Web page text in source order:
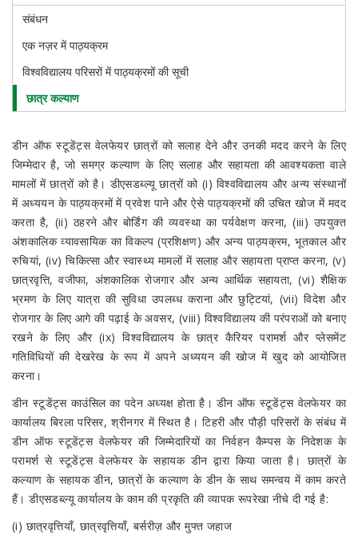
संबंधन
एक नज़र में पाठ्यक्रम
विश्वविद्यालय परिसरों में पाठ्यक्रमों की सूची
छात्र कल्याण
डीन ऑफ स्टूडेंट्स वेलफेयर छात्रों को सलाह देने और उनकी मदद करने के लिए
जिम्मेदार है, जो समग्र कल्याण के लिए सलाह और सहायता की आवश्यकता वाले
मामलों में छात्रों को है। डीएसडब्ल्यू छात्रों को (i) विश्वविद्यालय और अन्य संस्थानों
में अध्ययन के पाठ्यक्रमों में प्रवेश पाने और ऐसे पाठ्यक्रमों की उचित खोज में मदद
करता है, (ii) ठहरने और बोर्डिंग की व्यवस्था का पर्यवेक्षण करना, (iii) उपयुक्त
अंशकालिक व्यावसायिक का विकल्प (प्रशिक्षण) और अन्य पाठ्यक्रम, भूतकाल और
रुचियां, (iv) चिकित्सा और स्वास्थ्य मामलों में सलाह और सहायता प्राप्त करना, (v)
छात्रवृत्ति, वजीफा, अंशकालिक रोजगार और अन्य आर्थिक सहायता, (vi) शैक्षिक
भ्रमण के लिए यात्रा की सुविधा उपलब्ध कराना और छुट्टियां, (vii) विदेश और
रोजगार के लिए आगे की पढ़ाई के अवसर, (viii) विश्वविद्यालय की परंपराओं को बनाए
रखने के लिए और (ix) विश्वविद्यालय के छात्र कैरियर परामर्श और प्लेसमेंट
गतिविधियों की देखरेख के रूप में अपने अध्ययन की खोज में खुद को आयोजित
करना।
डीन स्टूडेंट्स काउंसिल का पदेन अध्यक्ष होता है। डीन ऑफ स्टूडेंट्स वेलफेयर का
कार्यालय बिरला परिसर, श्रीनगर में स्थित है। टिहरी और पौड़ी परिसरों के संबंध में
डीन ऑफ स्टूडेंट्स वेलफेयर की जिम्मेदारियों का निर्वहन कैम्पस के निदेशक के
परामर्श से स्टूडेंट्स वेलफेयर के सहायक डीन द्वारा किया जाता है। छात्रों के
कल्याण के सहायक डीन, छात्रों के कल्याण के डीन के साथ समन्वय में काम करते
हैं। डीएसडब्ल्यू कार्यालय के काम की प्रकृति की व्यापक रूपरेखा नीचे दी गई है:
(i) छात्रवृत्तियाँ, छात्रवृत्तियाँ, बर्सरीज़ और मुफ्त जहाज